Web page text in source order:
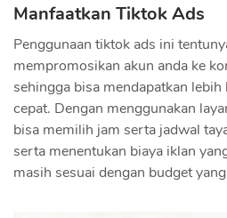
Manfaatkan Tiktok Ads
Penggunaan tiktok ads ini
mempromosikan akun anda ke
sehingga bisa mendapatkan
cepat. Dengan menggunakan
bisa memilih jam serta jadwal
serta menentukan biaya iklan
masih sesuai dengan budget